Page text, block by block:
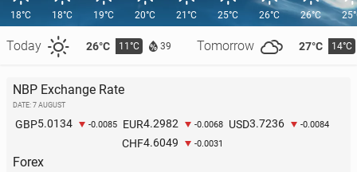
18°C
Today 26°C 11°C 39 Tomorrow 27°C 14°C
18°C 19°C 20°C 21°C 25°C 26°C 26°C
NBP Exchange Rate
DATE: 7 AUGUST
GBP5.0134 -0.0085 EUR4.2982 -0.0068 USD3.7236 -0.0084
CHF4.6049 -0.0031
Forex